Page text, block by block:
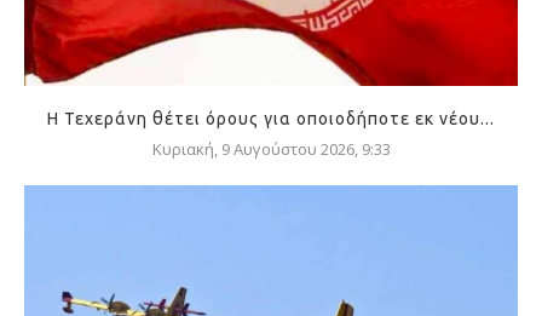
Η Τεχεράνη θέτει όρους για οποιοδήποτε εκ νέου...
Κυριακή, 9 Αυγούστου 2026, 9:33